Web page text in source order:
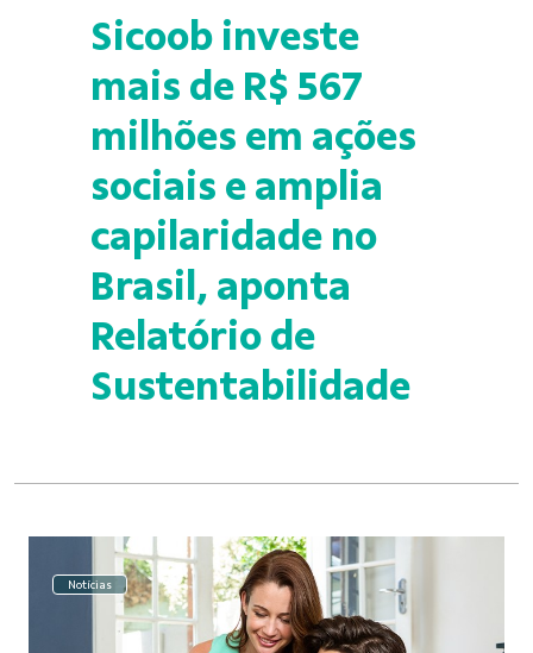
Sicoob investe
mais de R$ 567
milhões em ações
sociais e amplia
capilaridade no
Brasil, aponta
Relatório de
Sustentabilidade
Notícias